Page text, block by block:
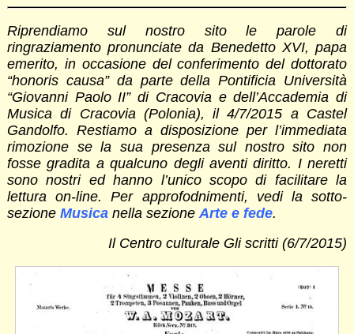
Riprendiamo sul nostro sito le parole di
ringraziamento pronunciate da Benedetto XVI, papa
emerito, in occasione del conferimento del dottorato
“honoris causa” da parte della Pontificia Università
“Giovanni Paolo II” di Cracovia e dell’Accademia di
Musica di Cracovia (Polonia), il 4/7/2015 a Castel
Gandolfo. Restiamo a disposizione per l’immediata
rimozione se la sua presenza sul nostro sito non
fosse gradita a qualcuno degli aventi diritto. I neretti
sono nostri ed hanno l’unico scopo di facilitare la
lettura on-line. Per approfodnimenti, vedi la sotto-
sezione Musicanella sezione Arte e fede.
Il Centro culturale Gli scritti (6/7/2015)